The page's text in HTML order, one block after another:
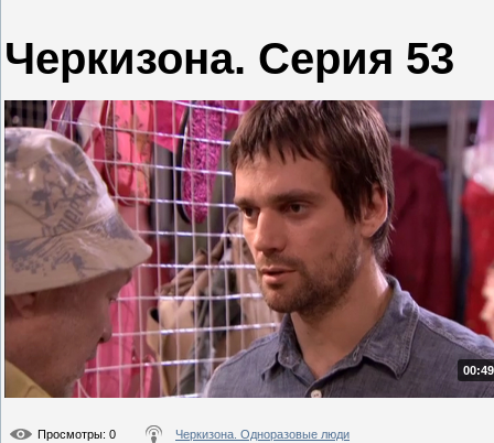
Черкизона. Серия 53
Просмотры: 0 Черкизона. Одноразовые люди